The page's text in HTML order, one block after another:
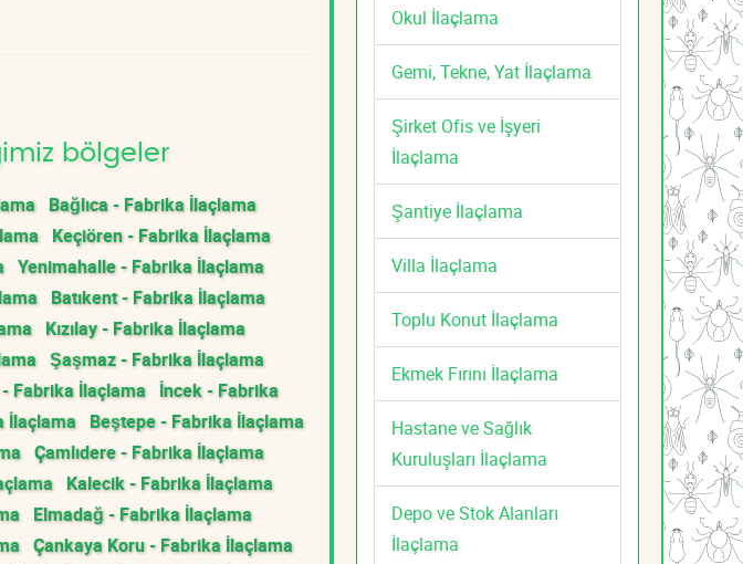
bölgeler
Bağlıca - Fabrika İlaçlama
Keçiören - Fabrika İlaçlama
Yenimahalle - Fabrika İlaçlama
Batıkent - Fabrika İlaçlama
Kızılay - Fabrika İlaçlama
Şaşmaz - Fabrika İlaçlama
Fabrika İlaçlama İncek - Fabrika
İlaçlama Beştepe - Fabrika İlaçlama
Çamlıdere - Fabrika İlaçlama
Kalecik - Fabrika İlaçlama
Elmadağ - Fabrika İlaçlama
Çankaya Koru - Fabrika İlaçlama
Okul İlaçlama
Gemi, Tekne, Yat İlaçlama
Şirket Ofis ve İşyeri
İlaçlama
Şantiye İlaçlama
Villa İlaçlama
Toplu Konut İlaçlama
Ekmek Fırını İlaçlama
Hastane ve Sağlık
Kuruluşları İlaçlama
Depo ve Stok Alanları
İlaçlama